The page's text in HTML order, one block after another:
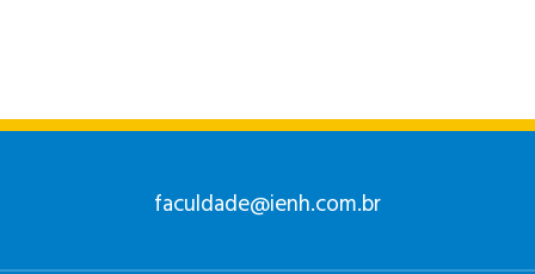
ANÁLISE E
DESENVOLVIMENTO
faculdade@ienh.com.br